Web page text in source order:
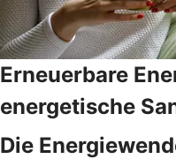
Erneuerbare
energetische
Die